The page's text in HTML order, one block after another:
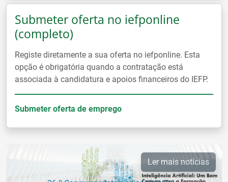
Submeter oferta no iefponline
(completo)
Registe diretamente a sua oferta no iefponline. Esta
opção é obrigatória quando a contratação está
associada à candidatura e apoios financeiros do IEFP.
Submeter oferta de emprego
Ler mais notícias